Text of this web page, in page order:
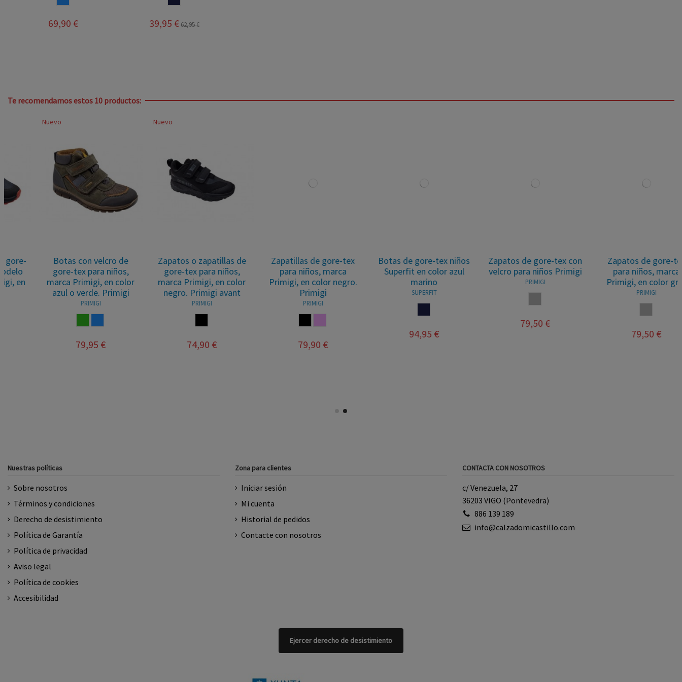
69,90 € 39,95 €62,95 €
Te recomendamos estos 10 productos:
Botas con velcro de
gore-tex para niños,
marca Primigi, en color
azul o verde. Primigi
79,95 €
Zapatos o zapatillas de
gore-tex para niños,
marca Primigi, en color
negro. Primigi avant
74,90 €
Zapatillas de gore-tex
para niños, marca
Primigi, en color negro.
79,90 €
Botas de gore-tex niños
Superfit en color azul
94,95 €
Zapatos de gore-tex con
velcro para niños Primigi
79,50 €
Zapatos de gore-tex
para niños, marca
Primigi, en color gris.
79,50 €
Nuestras políticas
Sobre nosotros
Términos y condiciones
Derecho de desistimiento
Política de Garantía
Política de privacidad
Aviso legal
Política de cookies
Accesibilidad
Zona para clientes
Iniciar sesión
Mi cuenta
Historial de pedidos
Contacte con nosotros
CONTACTA CON NOSOTROS
c/ Venezuela, 27
36203 VIGO (Pontevedra)
886 139 189
info@calzadomicastillo.com
Ejercer derecho de desistimiento